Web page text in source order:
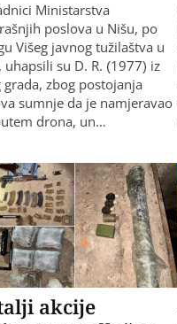
Ministarstva
poslova u Nišu, po
Višeg javnog tužilaštva u
uhapsili su D. R. (1977) iz
grada, zbog postojanja
sumnje da je namjeravao
drona, un…
akcije